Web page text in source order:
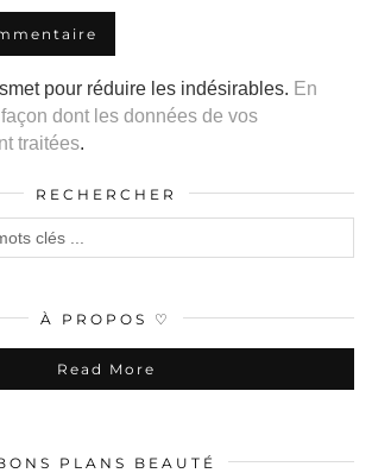
pour réduire les indésirables. En
dont les données de vos
traitées.
RECHERCHER
À PROPOS ♡
Read More
PLANS BEAUTÉ